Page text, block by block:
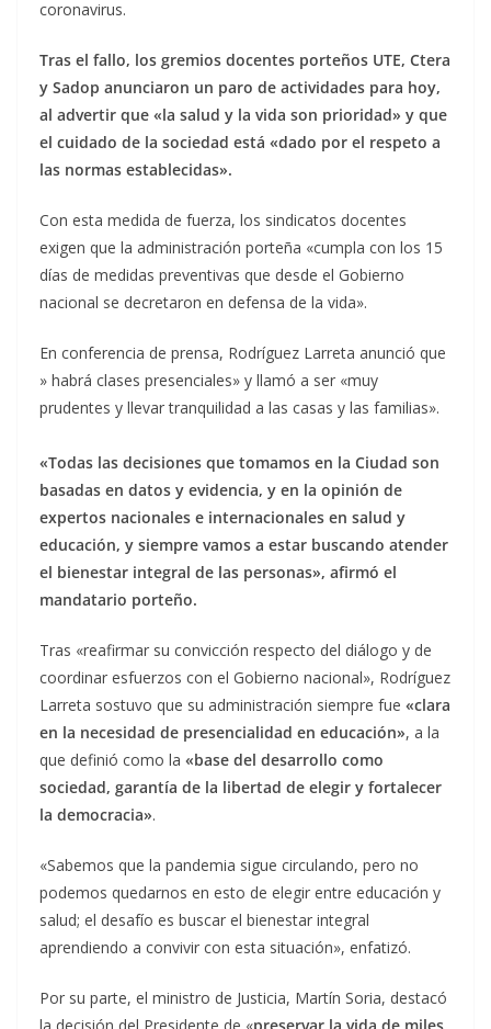
coronavirus.
Tras el fallo, los gremios docentes porteños UTE, Ctera
y Sadop anunciaron un paro de actividades para hoy,
al advertir que «la salud y la vida son prioridad» y que
el cuidado de la sociedad está «dado por el respeto a
las normas establecidas».
Con esta medida de fuerza, los sindicatos docentes
exigen que la administración porteña «cumpla con los 15
días de medidas preventivas que desde el Gobierno
nacional se decretaron en defensa de la vida».
En conferencia de prensa, Rodríguez Larreta anunció que
» habrá clases presenciales» y llamó a ser «muy
prudentes y llevar tranquilidad a las casas y las familias».
«Todas las decisiones que tomamos en la Ciudad son
basadas en datos y evidencia, y en la opinión de
expertos nacionales e internacionales en salud y
educación, y siempre vamos a estar buscando atender
el bienestar integral de las personas», afirmó el
mandatario porteño.
Tras «reafirmar su convicción respecto del diálogo y de
coordinar esfuerzos con el Gobierno nacional», Rodríguez
Larreta sostuvo que su administración siempre fue «clara
en la necesidad de presencialidad en educación», a la
que definió como la «base del desarrollo como
sociedad, garantía de la libertad de elegir y fortalecer
la democracia».
«Sabemos que la pandemia sigue circulando, pero no
podemos quedarnos en esto de elegir entre educación y
salud; el desafío es buscar el bienestar integral
aprendiendo a convivir con esta situación», enfatizó.
Por su parte, el ministro de Justicia, Martín Soria, destacó